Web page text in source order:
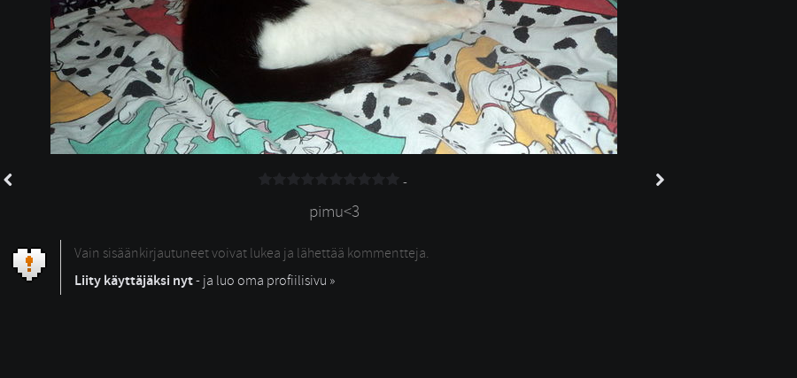
-
pimu<3
Vain sisäänkirjautuneet voivat lukea ja lähettää kommentteja.
Liity käyttäjäksi nyt- ja luo oma profiilisivu »